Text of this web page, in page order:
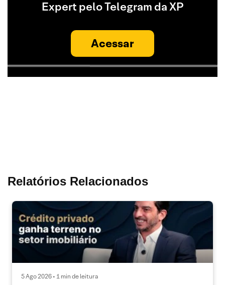
Expert pelo Telegram da XP
Acessar
Relatórios Relacionados
5 Ago 2026 • 1 min de leitura